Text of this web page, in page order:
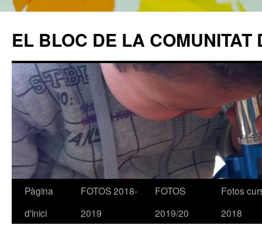
EL BLOC DE LA COMUNITAT
Vés
Pàgina
d'inici
FOTOS 2018-
2019
FOTOS
2019/20
Fotos
2018